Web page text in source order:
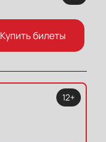
Купить билеты
12+